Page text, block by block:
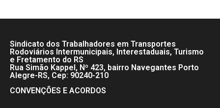
Sindicato dos Trabalhadores em Transportes
Rodoviários Intermunicipais, Interestaduais, Turismo
e Fretamento do RS
Rua Simão Kappel, Nº 423, bairro Navegantes Porto
Alegre-RS, Cep: 90240-210
CONVENÇÕES E ACORDOS